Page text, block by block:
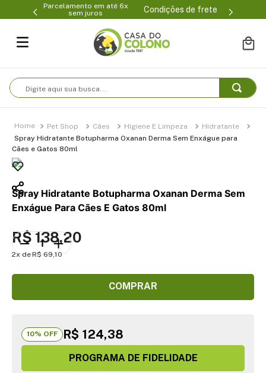
Parcelamento em até 6x
sem juros
Condições de frete (47)
Digite aqui sua busca...
Pet Shop Cães Higiene E Limpeza
Hidratante
Spray Hidratante Botupharma Oxanan Derma Sem Enxágue para
Cães e Gatos 80ml
Spray Hidratante Botupharma Oxanan Derma Sem
Enxágue Para Cães E Gatos 80ml
R$138,20
2 R$ 69,10
COMPRAR
10% OFF R$ 124,38
PROGRAMA DE FIDELIDADE